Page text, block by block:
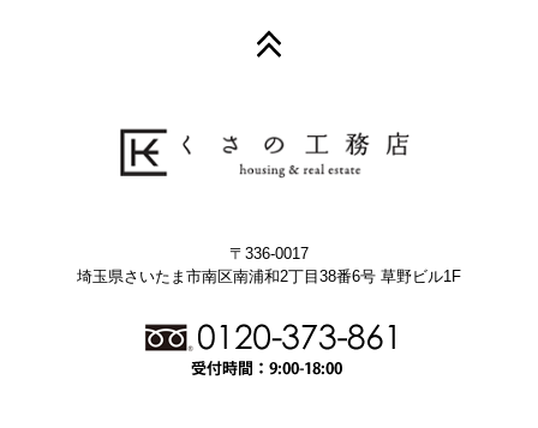
〒336-0017
埼玉県さいたま市南区南浦和2丁目38番6号 草野ビル1F